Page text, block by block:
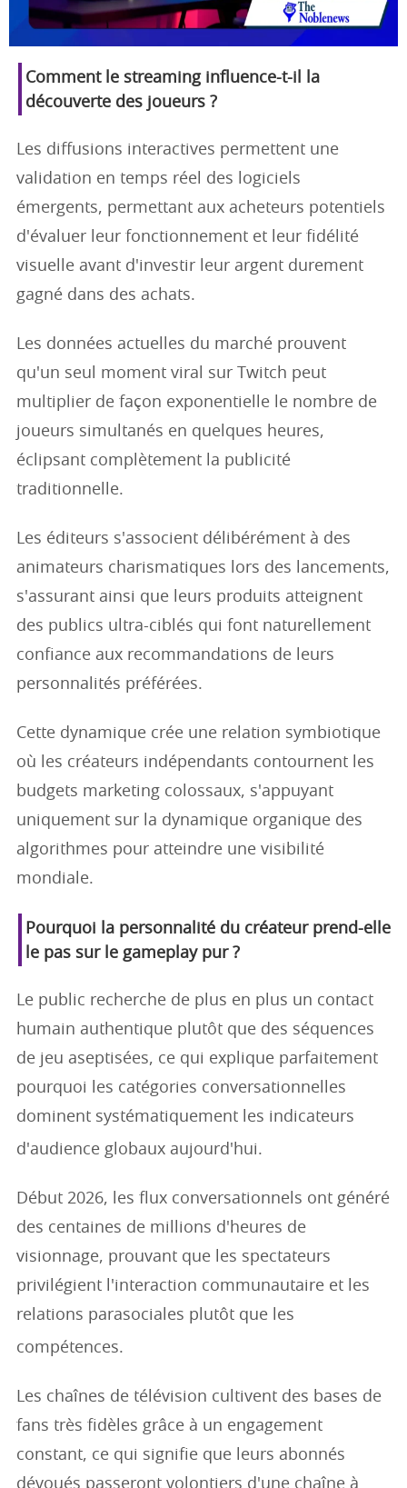
Comment le streaming influence-t-il la
découverte des joueurs ?
Les diffusions interactives permettent une
validation en temps réel des logiciels
émergents, permettant aux acheteurs potentiels
d'évaluer leur fonctionnement et leur fidélité
visuelle avant d'investir leur argent durement
gagné dans des achats.
Les données actuelles du marché prouvent
qu'un seul moment viral sur Twitch peut
multiplier de façon exponentielle le nombre de
joueurs simultanés en quelques heures,
éclipsant complètement la publicité
traditionnelle.
Les éditeurs s'associent délibérément à des
animateurs charismatiques lors des lancements,
s'assurant ainsi que leurs produits atteignent
des publics ultra-ciblés qui font naturellement
confiance aux recommandations de leurs
personnalités préférées.
Cette dynamique crée une relation symbiotique
où les créateurs indépendants contournent les
budgets marketing colossaux, s'appuyant
uniquement sur la dynamique organique des
algorithmes pour atteindre une visibilité
mondiale.
Pourquoi la personnalité du créateur prend-elle
le pas sur le gameplay pur ?
Le public recherche de plus en plus un contact
humain authentique plutôt que des séquences
de jeu aseptisées, ce qui explique parfaitement
pourquoi les catégories conversationnelles
dominent systématiquement les indicateurs
d'audience globaux aujourd'hui.
Début 2026, les flux conversationnels ont généré
des centaines de millions d'heures de
visionnage, prouvant que les spectateurs
privilégient l'interaction communautaire et les
relations parasociales plutôt que les
compétences.
Les chaînes de télévision cultivent des bases de
fans très fidèles grâce à un engagement
constant, ce qui signifie que leurs abonnés
dévoués passeront volontiers d'une chaîne à